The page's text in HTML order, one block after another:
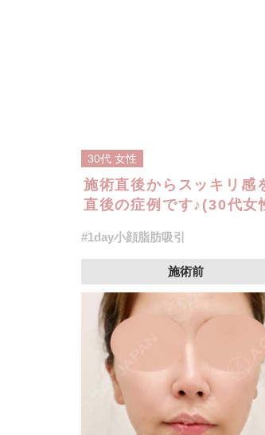
30代 女性
施術直後からスッキリ感
直後の症例です♪(30代女
#1day小顔脂肪吸引
施術前